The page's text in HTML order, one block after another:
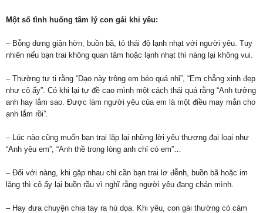
Một số tình huống tâm lý con gái khi yêu:
– Bỗng dưng giận hờn, buồn bã, tỏ thái độ lạnh nhạt với người yêu. Tuy
nhiên nếu bạn trai không quan tâm hoặc lạnh nhạt thì nàng lại không vui.
– Thường tự ti rằng “Dạo này trông em béo quá nhỉ”, “Em chẳng xinh đẹp
như cô ấy”. Có khi lại tự đề cao mình một cách thái quá rằng “Anh tưởng
anh hay lắm sao. Được làm người yêu của em là một điều may mắn cho
anh lắm rồi”.
– Lúc nào cũng muốn bạn trai lặp lại những lời yêu thương đại loại như
“Anh yêu em”, “Anh thề trong lòng anh chỉ có em”…
– Đối với nàng, khi gặp nhau chỉ cần bạn trai lơ đễnh, buồn bã hoặc im
lặng thì cô ấy lại buồn rầu vì nghĩ rằng người yêu đang chán mình.
– Hay đưa chuyện chia tay ra hù dọa. Khi yêu, con gái thường có cảm